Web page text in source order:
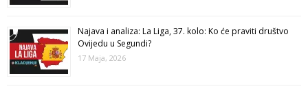
Najava i analiza: La Liga, 37. kolo: Ko će praviti društvo
Ovijedu u Segundi?
17 Maja, 2026